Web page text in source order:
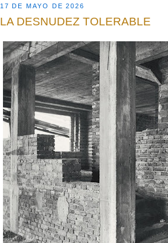
17 DE MAYO DE 2026
LA DESNUDEZ TOLERABLE